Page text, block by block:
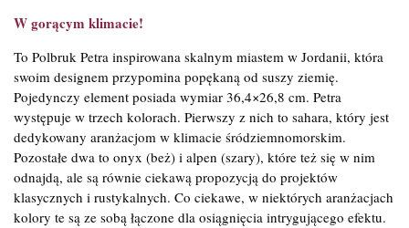
W gorącym klimacie!
To Polbruk Petra inspirowana skalnym miastem w Jordanii, która
swoim designem przypomina popękaną od suszy ziemię.
Pojedynczy element posiada wymiar 36,4×26,8 cm. Petra
występuje w trzech kolorach. Pierwszy z nich to sahara, który jest
dedykowany aranżacjom w klimacie śródziemnomorskim.
Pozostałe dwa to onyx (beż) i alpen (szary), które też się w nim
odnajdą, ale są równie ciekawą propozycją do projektów
klasycznych i rustykalnych. Co ciekawe, w niektórych aranżacjach
kolory te są ze sobą łączone dla osiągnięcia intrygującego efektu.